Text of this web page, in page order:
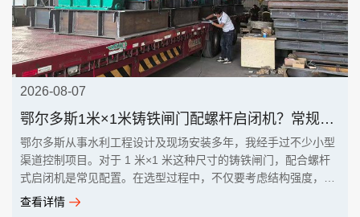
2026-08-07
鄂尔多斯1米×1米铸铁闸门配螺杆启闭机？常规型号选型
鄂尔多斯从事水利工程设计及现场安装多年，我经手过不少小型
渠道控制项目。对于 1 米×1 米这种尺寸的铸铁闸门，配合螺杆
式启闭机是常见配置。在选型过程中，不仅要考虑结构强度，还
···
查看详情